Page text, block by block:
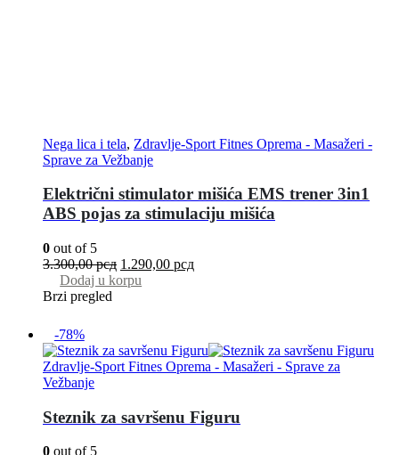
Nega lica i tela, Zdravlje-Sport Fitnes Oprema - Masažeri -
Sprave za Vežbanje
Električni stimulator mišića EMS trener 3in1
ABS pojas za stimulaciju mišića
0 out of 5
3.300,00рсд 1.290,00 рсд
Dodaj u korpu
Brzi pregled
-78%
Zdravlje-Sport Fitnes Oprema - Masažeri - Sprave za
Vežbanje
Steznik za savršenu Figuru
0 out of 5